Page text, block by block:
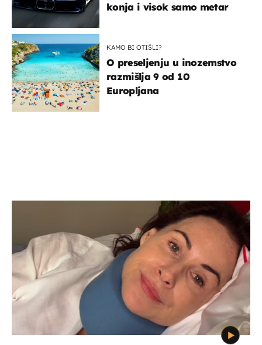
konja i visok samo metar
KAMO BI OTIŠLI?
O preseljenju u inozemstvo
razmišlja 9 od 10
Europljana